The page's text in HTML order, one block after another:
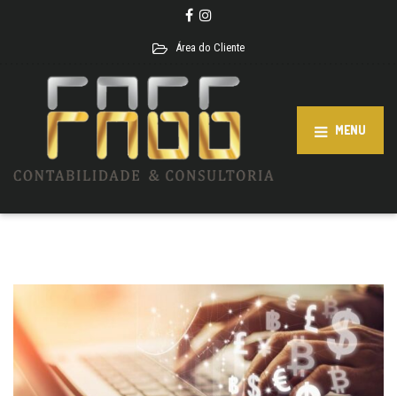
Área do Cliente
MENU